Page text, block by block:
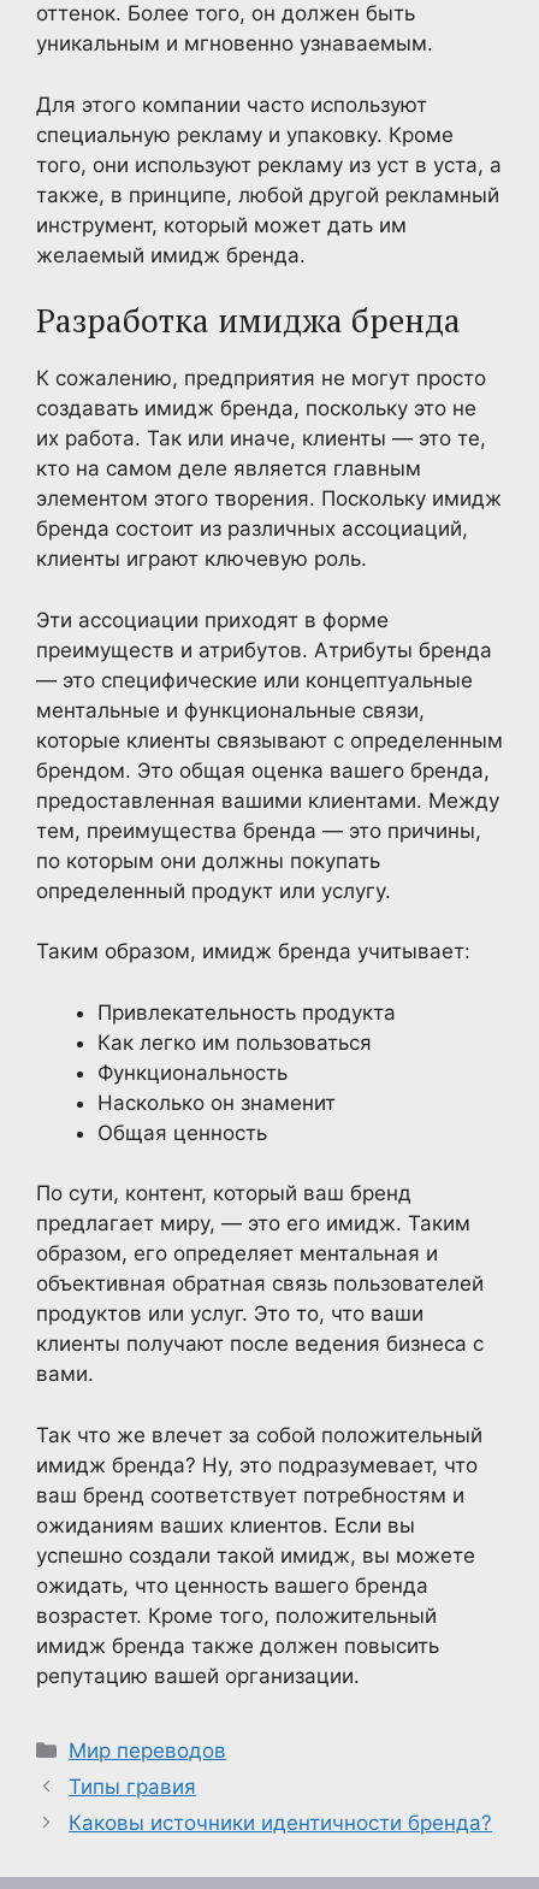
оттенок. Более того, он должен быть
уникальным и мгновенно узнаваемым.
Для этого компании часто используют
специальную рекламу и упаковку. Кроме
того, они используют рекламу из уст в уста, а
также, в принципе, любой другой рекламный
инструмент, который может дать им
желаемый имидж бренда.
Разработка имиджа бренда
К сожалению, предприятия не могут просто
создавать имидж бренда, поскольку это не
их работа. Так или иначе, клиенты — это те,
кто на самом деле является главным
элементом этого творения. Поскольку имидж
бренда состоит из различных ассоциаций,
клиенты играют ключевую роль.
Эти ассоциации приходят в форме
преимуществ и атрибутов. Атрибуты бренда
— это специфические или концептуальные
ментальные и функциональные связи,
которые клиенты связывают с определенным
брендом. Это общая оценка вашего бренда,
предоставленная вашими клиентами. Между
тем, преимущества бренда — это причины,
по которым они должны покупать
определенный продукт или услугу.
Таким образом, имидж бренда учитывает:
Привлекательность продукта
Как легко им пользоваться
Функциональность
Насколько он знаменит
Общая ценность
По сути, контент, который ваш бренд
предлагает миру, — это его имидж. Таким
образом, его определяет ментальная и
объективная обратная связь пользователей
продуктов или услуг. Это то, что ваши
клиенты получают после ведения бизнеса с
вами.
Так что же влечет за собой положительный
имидж бренда? Ну, это подразумевает, что
ваш бренд соответствует потребностям и
ожиданиям ваших клиентов. Если вы
успешно создали такой имидж, вы можете
ожидать, что ценность вашего бренда
возрастет. Кроме того, положительный
имидж бренда также должен повысить
репутацию вашей организации.
Рубрики
Мир переводов
Типы гравия
Каковы источники идентичности бренда?